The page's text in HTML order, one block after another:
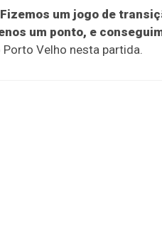
um jogo de
um ponto, e
Velho nesta partida.